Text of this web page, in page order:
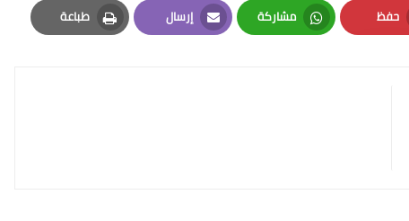
حفظ
Pinterest
مشاركة
Whatsapp
إرسال
Email
طباعة
Print